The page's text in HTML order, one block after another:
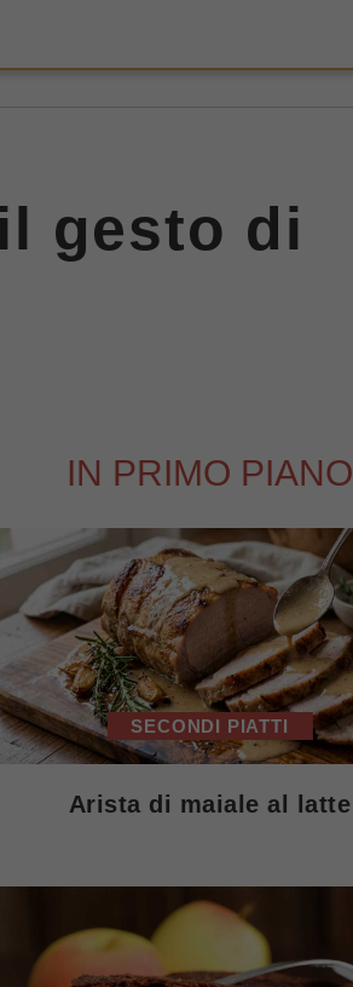
gesto di
IN PRIMO PIANO
SECONDI PIATTI
Arista di maiale al latte